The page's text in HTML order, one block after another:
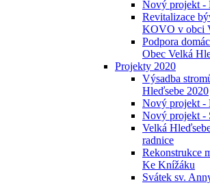
Nový projekt -
Revitalizace
KOVO v obci
Podpora
Obec Velká
Projekty 2020
Výsadba
Hleďsebe 2020
Nový projekt -
Nový projekt -
Velká
radnice
Rekonstrukce
Ke Knížáku
Svátek sv.